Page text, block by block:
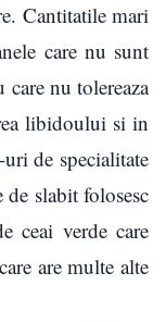
Cantitatile mari
care nu sunt
nu tolereaza
libidoului si in
de specialitate
de slabit folosesc
ceai verde care
are multe alte